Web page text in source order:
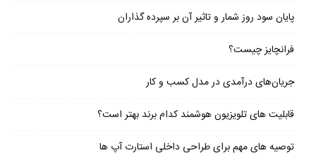
پایان سود روز شمار و تاثیر آن بر سپرده گذاران
فرانچایز چیست؟
جریان‌های درآمدی در مدل کسب و کار
قابلیت های تلویزیون هوشمند کدام برند بهتر است؟
توصیه های مهم برای طراحی داخلی استارت آپ‌ ها